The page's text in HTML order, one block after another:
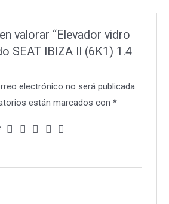
valorar “Elevador vidro
SEAT IBIZA II (6K1) 1.4
electrónico no será publicada.
están marcados con*